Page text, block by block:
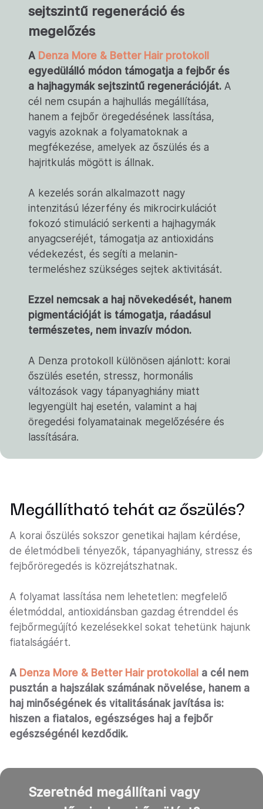
sejtszintű regeneráció és
megelőzés
A Denza More & Better Hair protokoll
egyedülálló módon támogatja a fejbőr és
a hajhagymák sejtszintű regenerációját. A
cél nem csupán a hajhullás megállítása,
hanem a fejbőr öregedésének lassítása,
vagyis azoknak a folyamatoknak a
megfékezése, amelyek az őszülés és a
hajritkulás mögött is állnak.
A kezelés során alkalmazott nagy
intenzitású lézerfény és mikrocirkulációt
fokozó stimuláció serkenti a hajhagymák
anyagcseréjét, támogatja az antioxidáns
védekezést, és segíti a melanin-
termeléshez szükséges sejtek aktivitását.
Ezzel nemcsak a haj növekedését, hanem
pigmentációját is támogatja, ráadásul
természetes, nem invazív módon.
A Denza protokoll különösen ajánlott: korai
őszülés esetén, stressz, hormonális
változások vagy tápanyaghiány miatt
legyengült haj esetén, valamint a haj
öregedési folyamatainak megelőzésére és
lassítására.
Megállítható tehát az őszülés?
A korai őszülés sokszor genetikai hajlam kérdése,
de életmódbeli tényezők, tápanyaghiány, stressz és
fejbőröregedés is közrejátszhatnak.
A folyamat lassítása nem lehetetlen: megfelelő
életmóddal, antioxidánsban gazdag étrenddel és
fejbőrmegújító kezelésekkel sokat tehetünk hajunk
fiatalságáért.
A Denza More & Better Hair protokollal a cél nem
pusztán a hajszálak számának növelése, hanem a
haj minőségének és vitalitásának javítása is:
hiszen a fiatalos, egészséges haj a fejbőr
egészségénél kezdődik.
Szeretnéd megállítani vagy